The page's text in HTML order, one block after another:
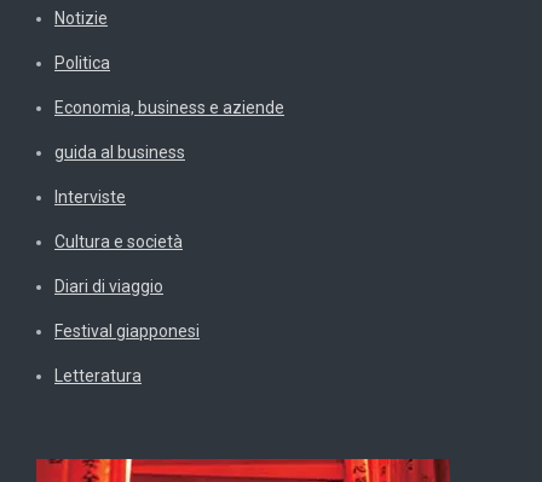
Notizie
Politica
Economia, business e aziende
guida al business
Interviste
Cultura e società
Diari di viaggio
Festival giapponesi
Letteratura